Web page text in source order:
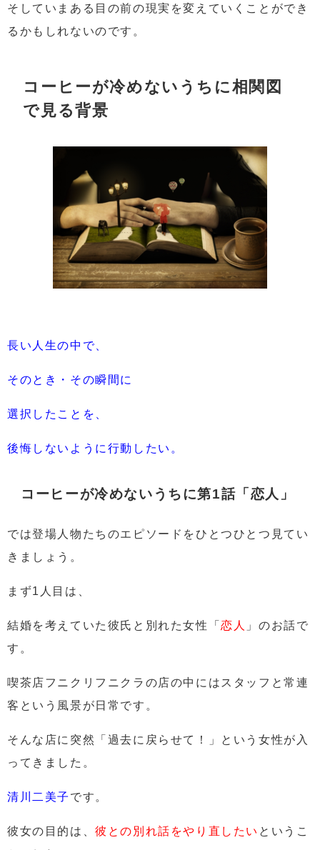
そして いまある目の前の現実を変えていくことができ
るかもしれないのです。
コーヒーが冷めないうちに相関図
で見る背景
長い人生の中で、
そのとき・その瞬間に
選択したことを、
後悔しないように行動したい。
コーヒーが冷めないうちに第1話「恋人」
では登場人物たちのエピソードをひとつひとつ見てい
きましょう。
まず1人目は、
結婚を考えていた彼氏と別れた女性 「恋人 」のお話で
す。
喫茶店フニクリフニクラの店の中にはスタッフと常連
客という風景が日常です。
そんな店に突然「過去に戻らせて！」という女性が入
ってきました。
清川二美子 です。
彼女の目的は、彼との別れ話をやり直したい というこ